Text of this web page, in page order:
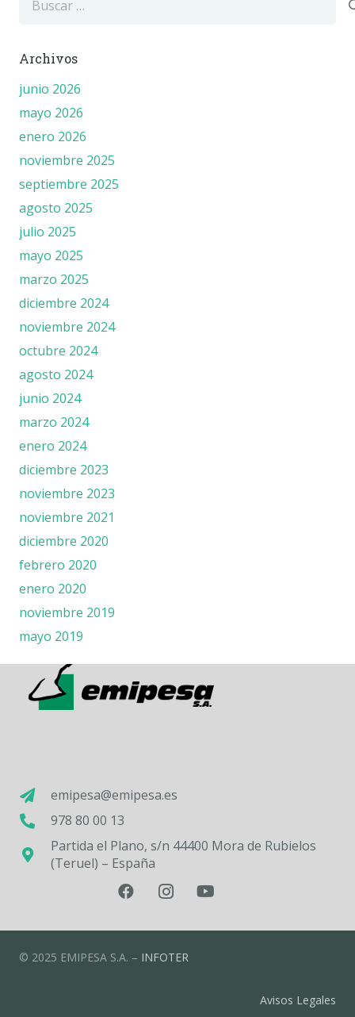
Archivos
junio 2026
mayo 2026
enero 2026
noviembre 2025
septiembre 2025
agosto 2025
julio 2025
mayo 2025
marzo 2025
diciembre 2024
noviembre 2024
octubre 2024
agosto 2024
junio 2024
marzo 2024
enero 2024
diciembre 2023
noviembre 2023
noviembre 2021
diciembre 2020
febrero 2020
enero 2020
noviembre 2019
mayo 2019
emipesa@emipesa.es
978 80 00 13
Partida el Plano, s/n 44400 Mora de Rubielos
(Teruel) – España
© 2025 EMIPESA S.A. – INFOTER
Avisos Legales